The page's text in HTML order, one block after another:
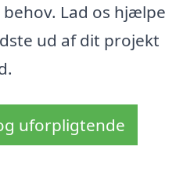
Lad os hjælpe
ud af dit projekt
uforpligtende